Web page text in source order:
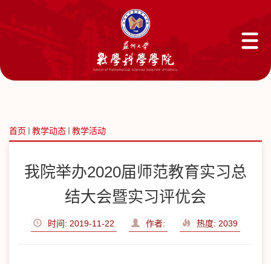
首页 教学动态 教学活动
我院举办2020届师范教育实习总
结大会暨实习评优会
时间: 2019-11-22 作者: 热度: 2039